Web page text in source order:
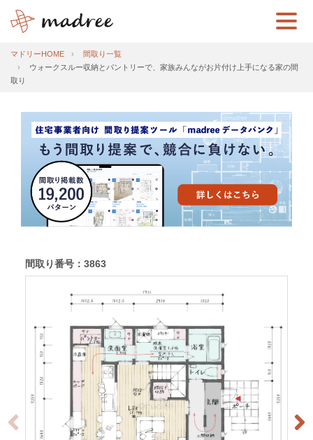
マドリーHOME
間取り一覧
ウォークスルー収納とパントリーで、家族みんながお片付け上手になる家の間
取り
間取り番号：3863